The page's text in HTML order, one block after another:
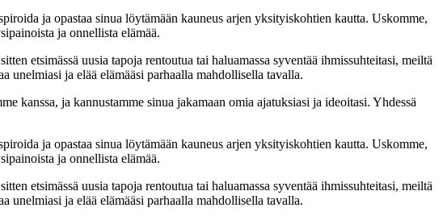
ja opastaa sinua löytämään kauneus arjen yksityiskohtien kautta. Uskomme,
ja onnellista elämää.
etsimässä uusia tapoja rentoutua tai haluamassa syventää ihmissuhteitasi, meiltä
ja elää elämääsi parhaalla mahdollisella tavalla.
kanssa, ja kannustamme sinua jakamaan omia ajatuksiasi ja ideoitasi. Yhdessä
ja opastaa sinua löytämään kauneus arjen yksityiskohtien kautta. Uskomme,
ja onnellista elämää.
etsimässä uusia tapoja rentoutua tai haluamassa syventää ihmissuhteitasi, meiltä
ja elää elämääsi parhaalla mahdollisella tavalla.